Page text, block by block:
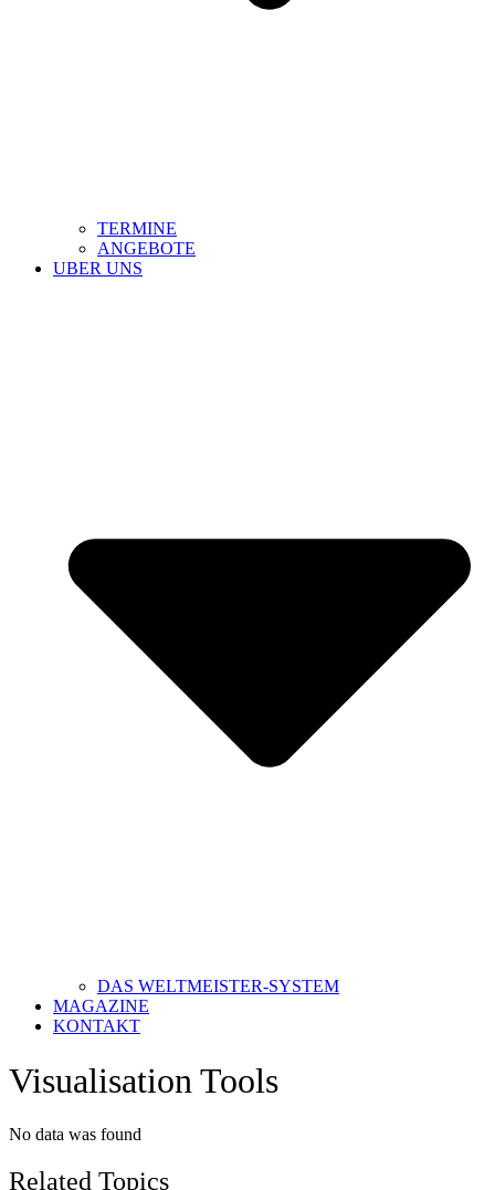
TERMINE
ANGEBOTE
UBER UNS
DAS WELTMEISTER-SYSTEM
MAGAZINE
KONTAKT
Visualisation Tools
No data was found
Related Topics